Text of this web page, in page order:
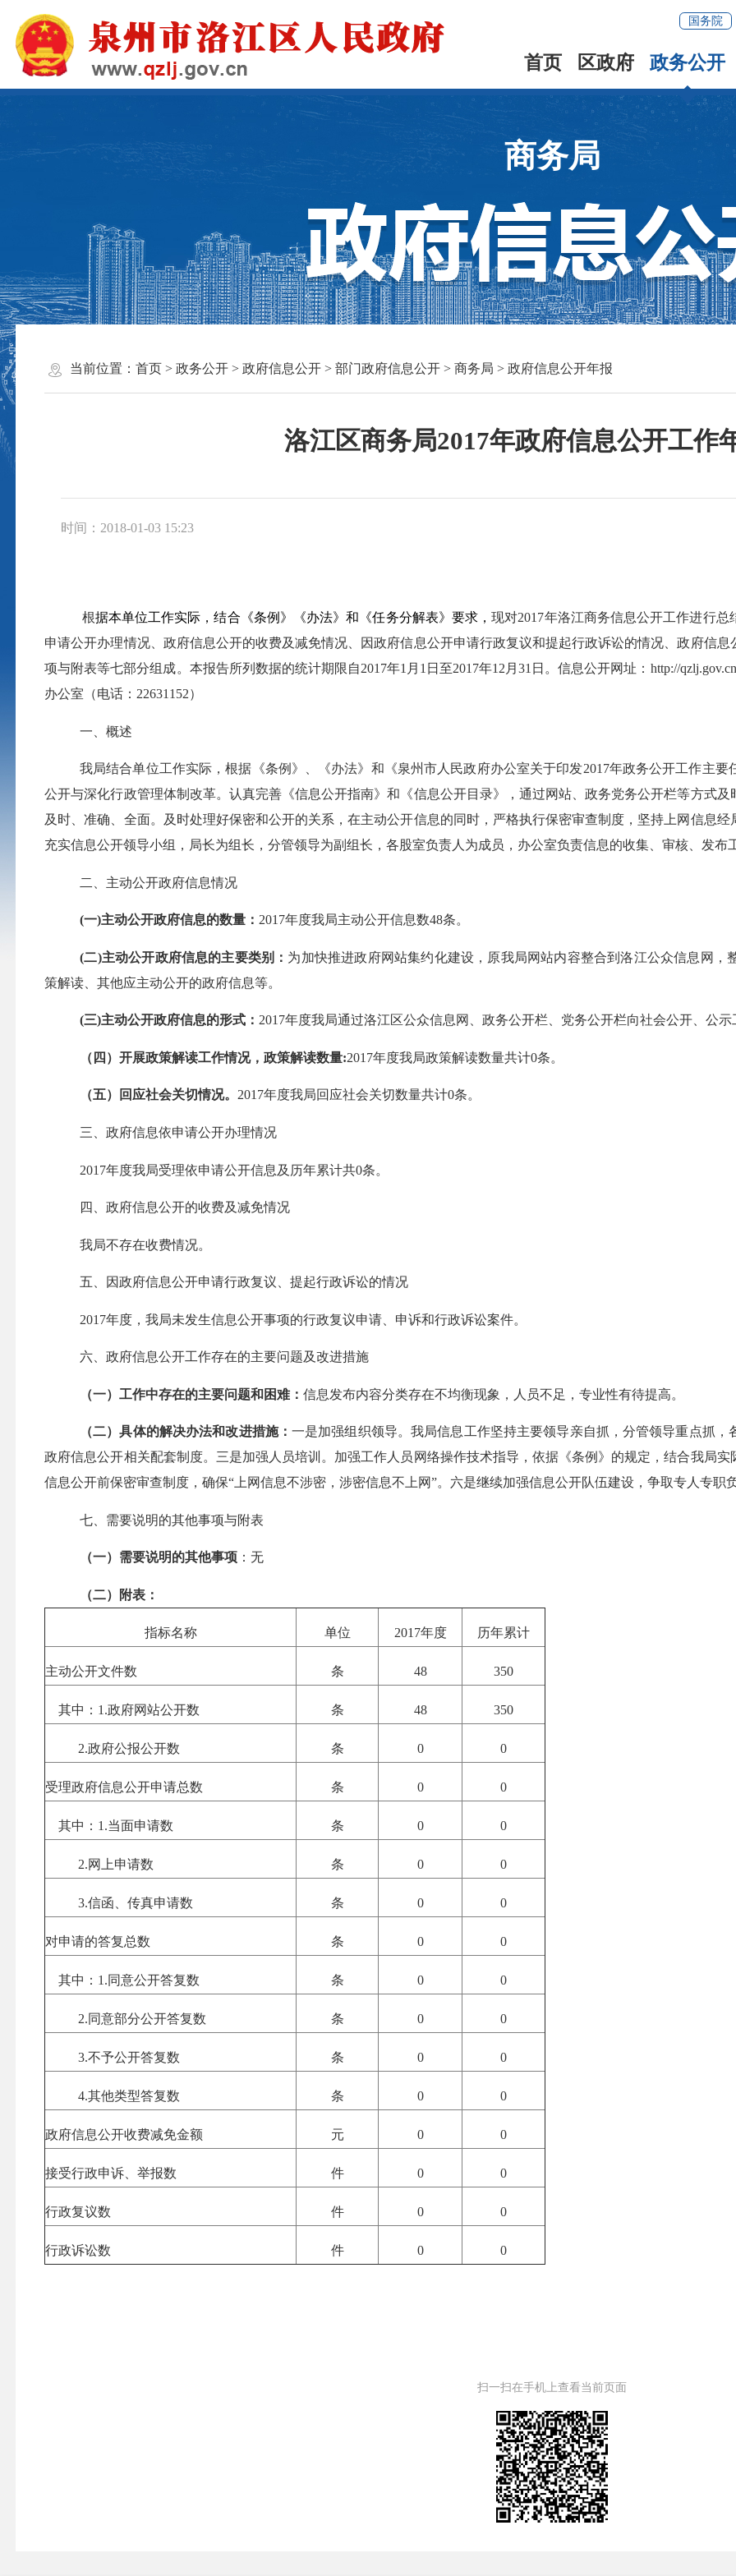
国务院
首页 区政府 政务公开
商务局
当前位置： 首页> 政务公开> 政府信息公开> 部门政府信息公开> 商务局 > 政府信息公开年报
洛江区商务局2017年政府信息公开工作
时间：2018-01-03 15:23
根据本单位工作实际，结合《条例》《办法》和《任务分解表》要求，现对2017年洛江商务信息公开工作进行
申请公开办理情况、政府信息公开的收费及减免情况、因政府信息公开申请行政复议和提起行政诉讼的情况、政府信
项与附表等七部分组成。本报告所列数据的统计期限自2017年1 月 1 日至2017年12 月31 日。信息公开网址： http://
办公室（电话： 22631152）
一、概述
我局结合单位工作实际，根据《条例》、《办法》和《泉州市人民政府办公室关于印发2017年政务公开工作主要
公开与深化行政管理体制改革。认真完善《信息公开指南》和《信息公开目录》，通过网站、政务党务公开栏等方式
及时、准确、全面。及时处理好保密和公开的关系，在主动公开信息的同时，严格执行保密审查制度，坚持上网信息
充实信息公开领导小组，局长为组长，分管领导为副组长，各股室负责人为成员，办公室负责信息的收集、审核、发布
二、主动公开政府信息情况
(一)主动公开政府信息的数量： 2017年度我局主动公开信息数48条。
(二)主动公开政府信息的主要类别： 为加快推进政府网站集约化建设，原我局网站内容整合到洛江公众信息网
策解读、其他应主动公开的政府信息等。
(三)主动公开政府信息的形式： 2017年度我局通过洛江区公众信息网、政务公开栏、党务公开栏向社会公开、公示
（四）开展政策解读工作情况，政策解读数量:2017年度我局政策解读数量共计0条。
（五）回应社会关切情况。2017年度我局回应社会关切数量共计0条。
三、政府信息依申请公开办理情况
2017年度我局受理依申请公开信息及历年累计共0条。
四、政府信息公开的收费及减免情况
我局不存在收费情况。
五、因政府信息公开申请行政复议、提起行政诉讼的情况
2017年度，我局未发生信息公开事项的行政复议申请、申诉和行政诉讼案件。
六、政府信息公开工作存在的主要问题及改进措施
（一）工作中存在的主要问题和困难：信息发布内容分类存在不均衡现象，人员不足，专业性有待提高。
（二）具体的解决办法和改进措施：一是加强组织领导。我局信息工作坚持主要领导亲自抓，分管领导重点抓
政府信息公开相关配套制度。三是加强人员培训。加强工作人员网络操作技术指导，依据《条例》的规定，结合我局
信息公开前保密审查制度，确保“上网信息不涉密，涉密信息不上网”。六是继续加强信息公开队伍建设，争取专人专职
七、需要说明的其他事项与附表
（一）需要说明的其他事项 ：无
（二）附表：
指标名称 单位 2017年度 历年累计
主动公开文件数 条 48 350
其中： 1.政府网站公开数 条 48 350
2.政府公报公开数 条 0 0
受理政府信息公开申请总数 条 0 0
其中： 1.当面申请数 条 0 0
2.网上申请数 条 0 0
3.信函、传真申请数 条 0 0
对申请的答复总数 条 0 0
其中： 1.同意公开答复数 条 0 0
2.同意部分公开答复数 条 0 0
3.不予公开答复数 条 0 0
4.其他类型答复数 条 0 0
政府信息公开收费减免金额 元 0 0
接受行政申诉、举报数 件 0 0
行政复议数 件 0 0
行政诉讼数 件 0 0
扫一扫在手机上查看当前页面